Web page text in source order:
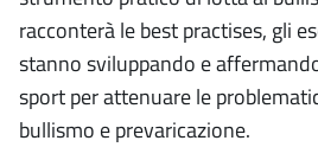
racconterà le best practises, gli
stanno sviluppando e
sport per attenuare le
bullismo e prevaricazione.